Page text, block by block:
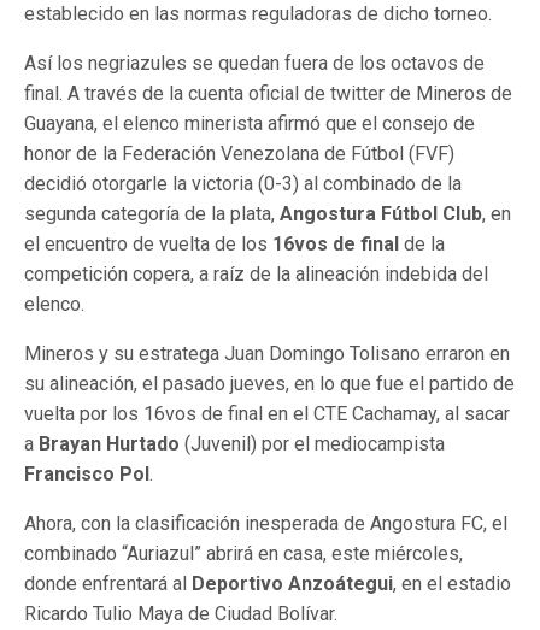
establecido en las normas reguladoras de dicho torneo.
Así los negriazules se quedan fuera de los octavos de
final. A través de la cuenta oficial de twitter de Mineros de
Guayana, el elenco minerista afirmó que el consejo de
honor de la Federación Venezolana de Fútbol (FVF)
decidió otorgarle la victoria (0-3) al combinado de la
segunda categoría de la plata, Angostura Fútbol Club, en
el encuentro de vuelta de los 16vos de final de la
competición copera, a raíz de la alineación indebida del
elenco.
Mineros y su estratega Juan Domingo Tolisano erraron en
su alineación, el pasado jueves, en lo que fue el partido de
vuelta por los 16vos de final en el CTE Cachamay, al sacar
a Brayan Hurtado (Juvenil) por el mediocampista
Francisco Pol.
Ahora, con la clasificación inesperada de Angostura FC, el
combinado “Auriazul” abrirá en casa, este miércoles,
donde enfrentará al Deportivo Anzoátegui, en el estadio
Ricardo Tulio Maya de Ciudad Bolívar.